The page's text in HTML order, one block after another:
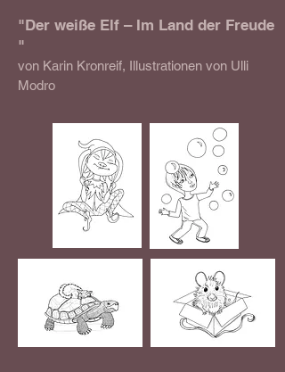
"Der weiße Elf – Im Land der Freude
"
von Karin Kronreif, Illustrationen von Ulli
Modro